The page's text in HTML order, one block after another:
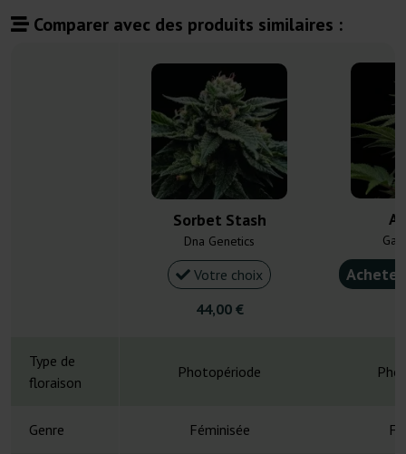
Comparer avec des produits similaires :
Sorbet Stash
Dna Genetics
Votre choix
44,00 €
Type de
floraison
Photopériode
Genre Féminisée